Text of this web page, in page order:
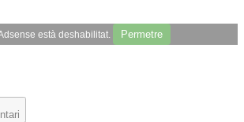
està deshabilitat. Permetre